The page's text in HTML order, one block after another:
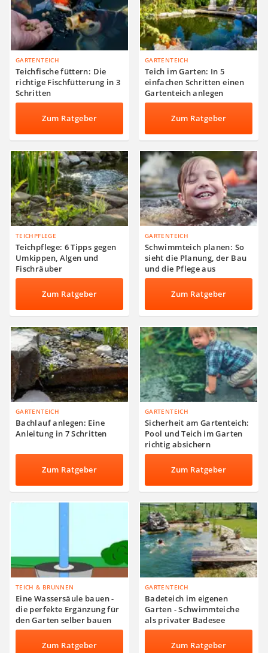
GARTENTEICH
Teichfische füttern: Die
richtige Fischfütterung in 3
Schritten
Zum Ratgeber
GARTENTEICH
Teich im Garten: In 5
einfachen Schritten einen
Gartenteich anlegen
Zum Ratgeber
TEICHPFLEGE
Teichpflege: 6 Tipps gegen
Umkippen, Algen und
Fischräuber
Zum Ratgeber
GARTENTEICH
Schwimmteich planen: So
sieht die Planung, der Bau
und die Pflege aus
Zum Ratgeber
GARTENTEICH
Bachlauf anlegen: Eine
Anleitung in 7 Schritten
Zum Ratgeber
GARTENTEICH
Sicherheit am Gartenteich:
Pool und Teich im Garten
richtig absichern
Zum Ratgeber
TEICH & BRUNNEN
Eine Wassersäule bauen -
die perfekte Ergänzung für
den Garten selber bauen
Zum Ratgeber
GARTENTEICH
Badeteich im eigenen
Garten - Schwimmteiche
als privater Badesee
Zum Ratgeber